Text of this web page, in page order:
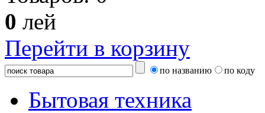
0 лей
Перейти в корзину
по названию по коду
Бытовая техника